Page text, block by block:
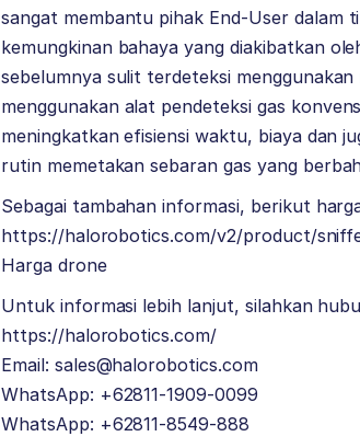
sangat membantu pihak End-User dalam
kemungkinan bahaya yang diakibatkan
sebelumnya sulit terdeteksi
menggunakan alat pendeteksi gas
meningkatkan efisiensi waktu, biaya dan
rutin memetakan sebaran gas yang
Sebagai tambahan informasi, berikut
https://halorobotics.com/v2/product/
Harga drone
Untuk informasi lebih lanjut, silahkan
https://halorobotics.com/
Email: sales@halorobotics.com
WhatsApp: +62811-1909-0099
WhatsApp: +62811-8549-888